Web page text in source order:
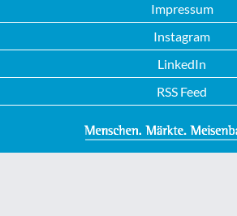
Impressum
Instagram
LinkedIn
RSS Feed